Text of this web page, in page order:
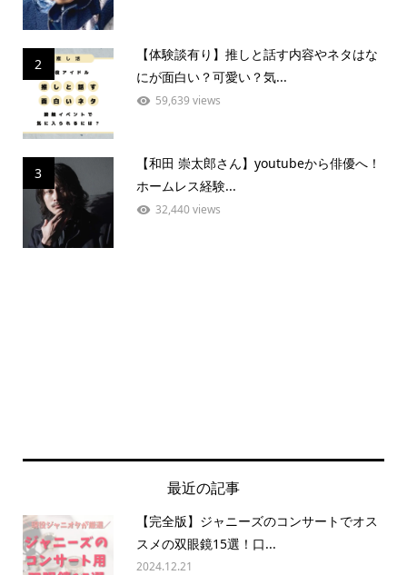
2
【体験談有り】推しと話す内容やネタはな
にが面白い？可愛い？気...
59,639 views
3
【和田 崇太郎さん】youtubeから俳優へ！
ホームレス経験...
32,440 views
最近の記事
【完全版】ジャニーズのコンサートでオス
スメの双眼鏡15選！口...
2024.12.21